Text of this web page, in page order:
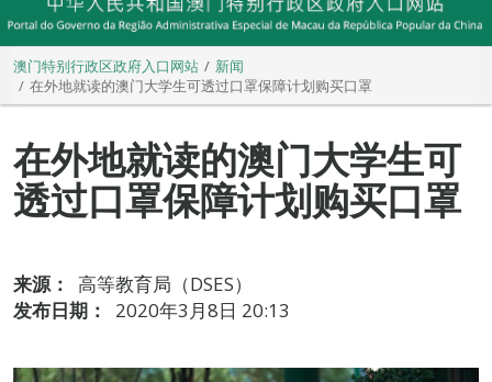
澳门特别行政区政府入口网站
新闻
在外地就读的澳门大学生可透过口罩保障计划购买口罩
在外地就读的澳门大学生可
透过口罩保障计划购买口罩
来源：
高等教育局（DSES）
发布日期：
2020年3月8日 20:13